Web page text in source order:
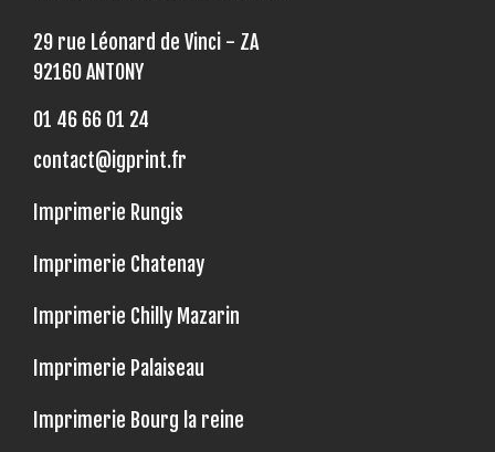
29 rue Léonard de Vinci - ZA
92160 ANTONY
01 46 66 01 24
contact@igprint.fr
Imprimerie Rungis
Imprimerie Chatenay
Imprimerie Chilly Mazarin
Imprimerie Palaiseau
Imprimerie Bourg la reine